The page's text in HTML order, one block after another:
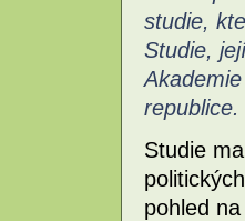
studie,
Studie,
republice.
Studie
pohled